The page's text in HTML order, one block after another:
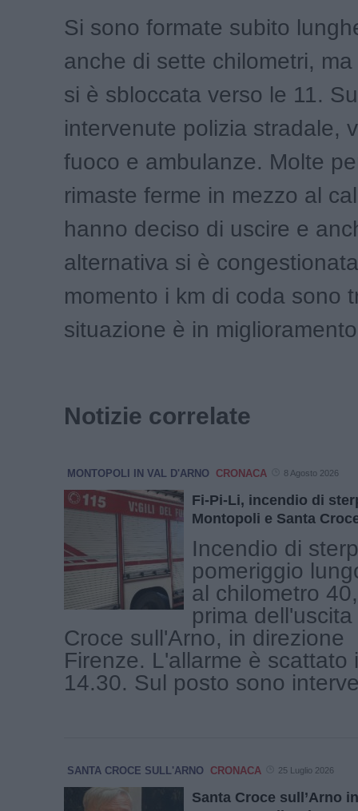
Si sono formate subito
anche di sette chilometri,
si è sbloccata verso le 11.
intervenute polizia stradale,
fuoco e ambulanze. Molte
rimaste ferme in mezzo al
hanno deciso di uscire e
alternativa si è
momento i km di coda sono
situazione è in
Notizie correlate
MONTOPOLI IN VAL D'ARNO CRONACA 8 Agosto 2026
Fi-Pi-Li, incendio di
Montopoli e Santa
Incendio di
pomeriggio
al chilometro
prima
Croce sull'Arno, in direzione
Firenze. L'allarme è scattato
14.30. Sul posto sono
SANTA CROCE SULL'ARNO CRONACA 25 Luglio 2026
Santa Croce sull’Arno